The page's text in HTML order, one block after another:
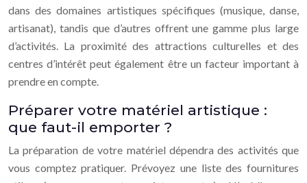
dans des domaines artistiques spécifiques (musique, danse,
artisanat), tandis que d’autres offrent une gamme plus large
d’activités. La proximité des attractions culturelles et des
centres d’intérêt peut également être un facteur important à
prendre en compte.
Préparer votre matériel artistique :
que faut-il emporter ?
La préparation de votre matériel dépendra des activités que
vous comptez pratiquer. Prévoyez une liste des fournitures